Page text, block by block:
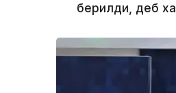
берилди, деб